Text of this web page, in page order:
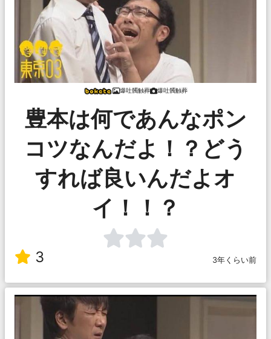
爆吐髑触葬 爆吐髑触葬
豊本は何であんなポン
コツなんだよ！？どう
すれば良いんだよオ
イ！！？
3 3年くらい前